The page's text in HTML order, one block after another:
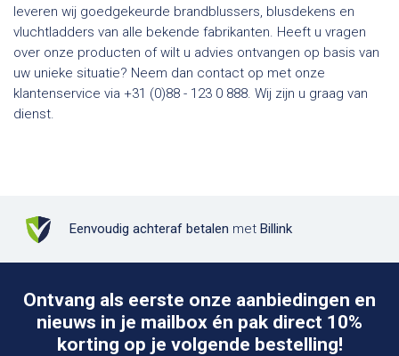
leveren wij goedgekeurde brandblussers, blusdekens en
vluchtladders van alle bekende fabrikanten. Heeft u vragen
over onze producten of wilt u advies ontvangen op basis van
uw unieke situatie? Neem dan contact op met onze
klantenservice via +31 (0)88 - 123 0 888. Wij zijn u graag van
dienst.
Eenvoudig achteraf betalen met Billink
Ontvang als eerste onze aanbiedingen en
nieuws in je mailbox én pak direct 10%
korting op je volgende bestelling!